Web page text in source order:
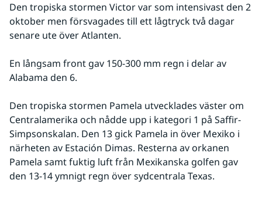
Den tropiska stormen Victor var som intensivast den 2
oktober men försvagades till ett lågtryck två dagar
senare ute över Atlanten.
En långsam front gav 150-300 mm regn i delar av
Alabama den 6.
Den tropiska stormen Pamela utvecklades väster om
Centralamerika och nådde upp i kategori 1 på Saffir-
Simpsonskalan. Den 13 gick Pamela in över Mexiko i
närheten av Estación Dimas. Resterna av orkanen
Pamela samt fuktig luft från Mexikanska golfen gav
den 13-14 ymnigt regn över sydcentrala Texas.